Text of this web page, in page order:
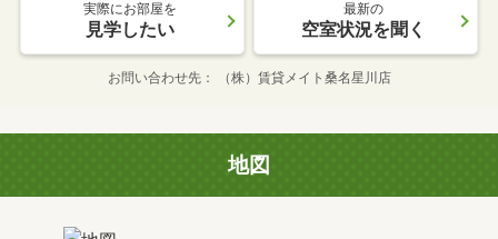
実際にお部屋を
見学したい
最新の
空室状況を聞く
お問い合わせ先 （株）賃貸メイト桑名星川店
地図